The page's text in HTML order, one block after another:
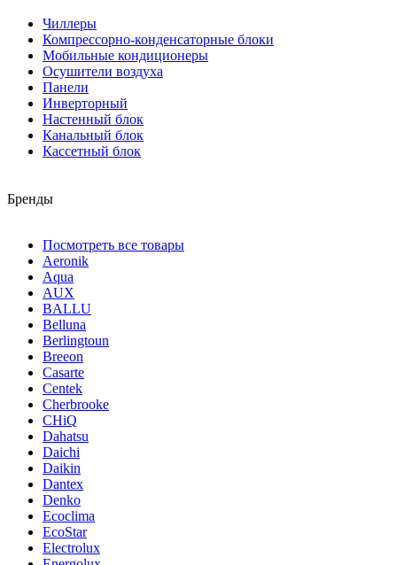
Чиллеры
Компрессорно-конденсаторные блоки
Мобильные кондиционеры
Осушители воздуха
Панели
Инверторный
Настенный блок
Канальный блок
Кассетный блок
Бренды
Посмотреть все товары
Aeronik
Aqua
AUX
BALLU
Belluna
Berlingtoun
Breeon
Casarte
Centek
Cherbrooke
CHiQ
Dahatsu
Daichi
Daikin
Dantex
Denko
Ecoclima
EcoStar
Electrolux